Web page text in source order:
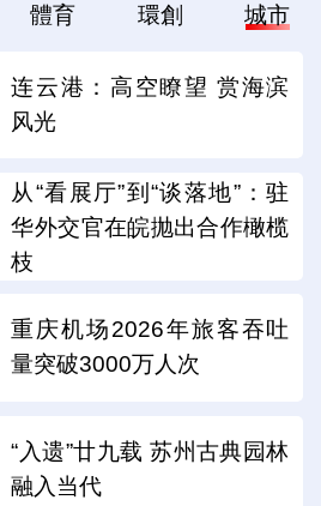
體育 環創 城市
连云港：高空瞭望 赏海滨
风光
从“看展厅”到“谈落地”：驻
华外交官在皖抛出合作橄榄
枝
重庆机场2026年旅客吞吐
量突破3000万人次
“入遗”廿九载 苏州古典园林
融入当代